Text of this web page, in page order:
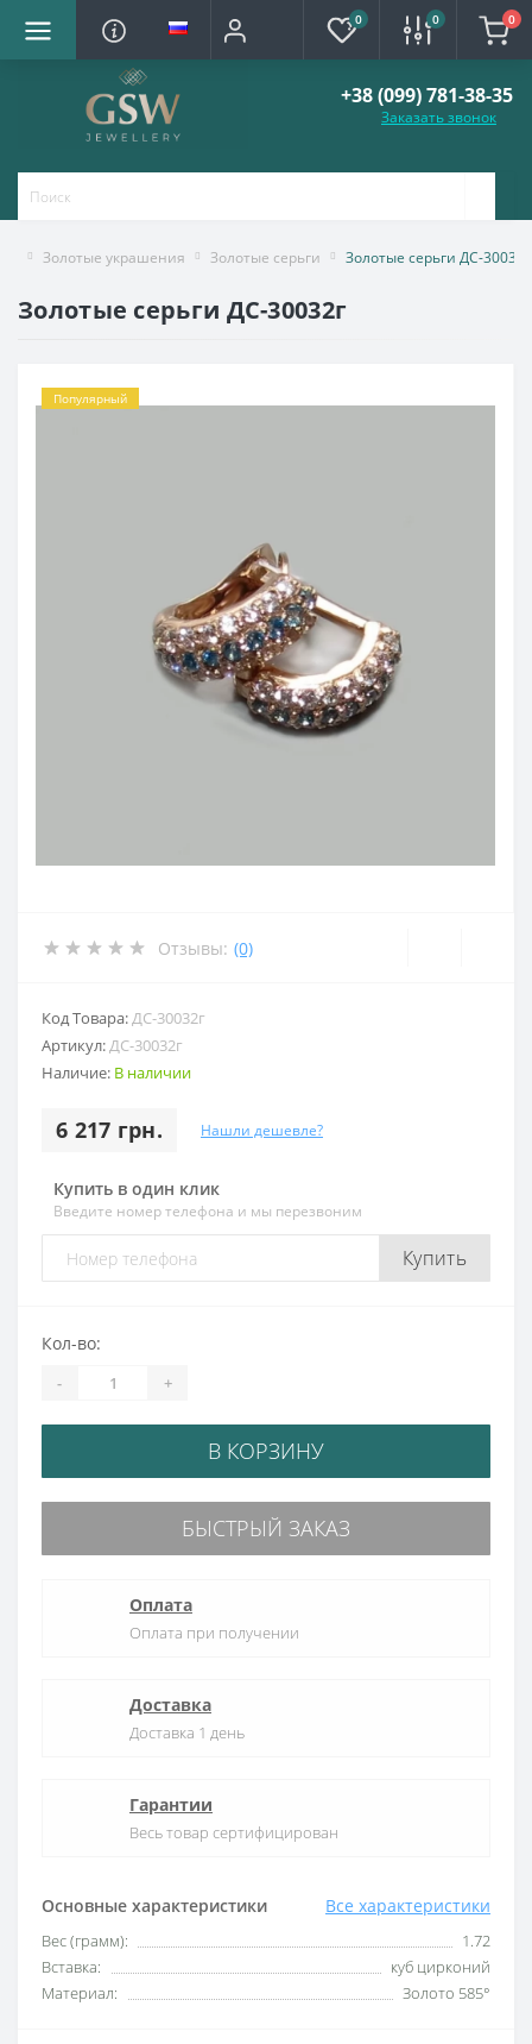
0 0 0
+38 (099) 781-38-35
Заказать звонок
Золотые украшения Золотые серьги Золотые серьги ДС-30032г
Золотые серьги ДС-30032г
Популярный
Отзывы: (0)
Код Товара:ДС-30032г
Артикул:ДС-30032г
Наличие: В наличии
6 217 грн. Нашли дешевле?
Купить в один клик
Введите номер телефона и мы перезвоним
Купить
Основные характеристики Все характеристики
Вес (грамм):
1.72
Вставка:
куб цирконий
Материал:
Золото 585°
Кол-во:
- +
В КОРЗИНУ
БЫСТРЫЙ ЗАКАЗ
Оплата
Оплата при получении
Доставка
Доставка 1 день
Гарантии
Весь товар сертифицирован